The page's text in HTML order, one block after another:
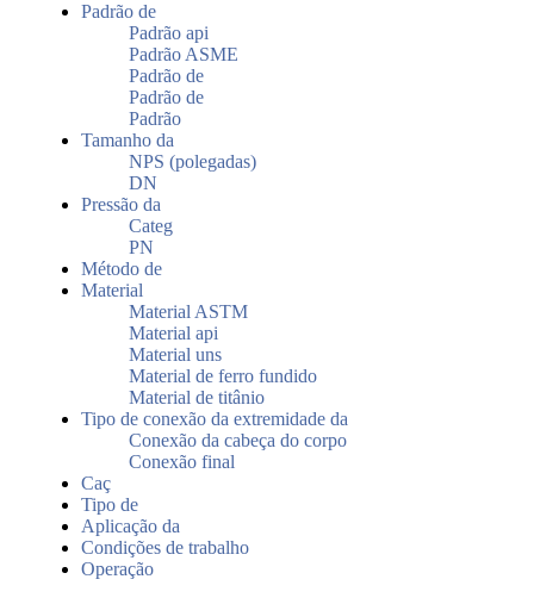
Padrão de
Padrão api
Padrão ASME
Padrão de
Padrão de
Padrão
Tamanho da
NPS (polegadas)
DN
Pressão da
Categ
PN
Método de
Material
Material ASTM
Material api
Material uns
Material de ferro fundido
Material de titânio
Tipo de conexão da extremidade da
Conexão da cabeça do corpo
Conexão final
Caç
Tipo de
Aplicação da
Condições de trabalho
Operação